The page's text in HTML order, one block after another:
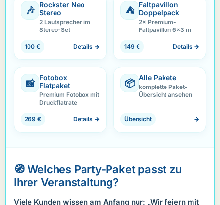
🎶
Rockster Neo
Stereo
2 Lautsprecher im
Stereo-Set
100 € Details →
⛺
Faltpavillon
Doppelpack
2× Premium-
Faltpavillon 6×3 m
149 € Details →
📸
Fotobox
Flatpaket
Premium Fotobox mit
Druckflatrate
269 € Details →
📦 Alle Pakete
komplette Paket-
Übersicht ansehen
Übersicht →
🧭 Welches Party-Paket passt zu
Ihrer Veranstaltung?
Viele Kunden wissen am Anfang nur: „Wir feiern mit